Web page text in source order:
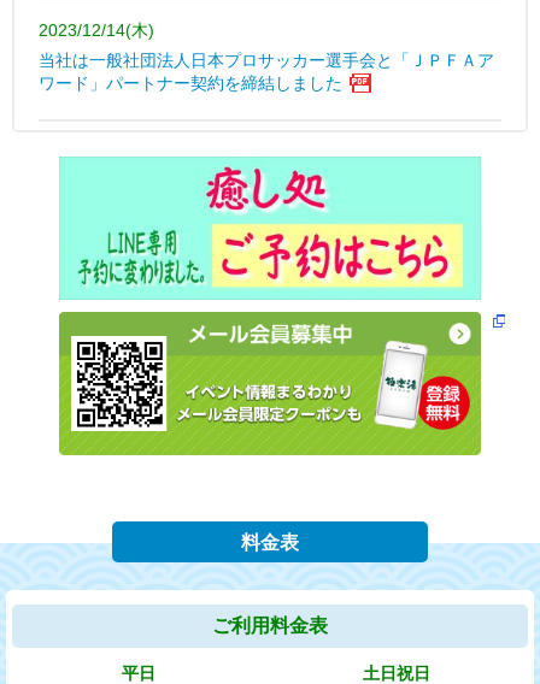
2023/12/14(木)
当社は一般社団法人日本プロサッカー選手会と「ＪＰＦＡア
ワード」パートナー契約を締結しました
2020/03/28(土) ～ 2020/03/29(日)
3月28日、29日の営業について（東京、神奈川、埼玉、大阪
2016/11/16(水)
温泉を利用してお客様の健康増進をバックアップ
2016/11/01(火)
ウォーキングにもご利用できる再入浴サービスです
料金表
ご利用料金表
平日 土日祝日